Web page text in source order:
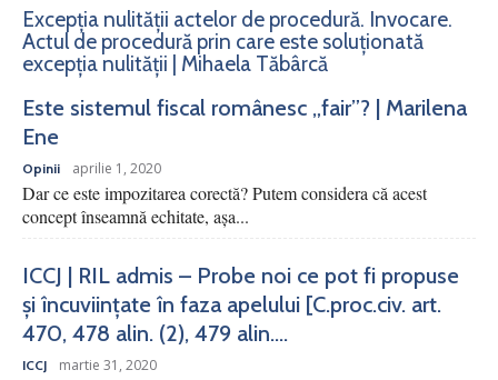
Excepția nulității actelor de procedură. Invocare.
Actul de procedură prin care este soluționată
excepția nulității | Mihaela Tăbârcă
Este sistemul fiscal românesc „fair”? | Marilena
Ene
Opinii aprilie 1, 2020
Dar ce este impozitarea corectă? Putem considera că acest
concept înseamnă echitate, așa...
ICCJ | RIL admis – Probe noi ce pot fi propuse
și încuviințate în faza apelului [C.proc.civ. art.
470, 478 alin. (2), 479 alin....
ICCJ martie 31, 2020